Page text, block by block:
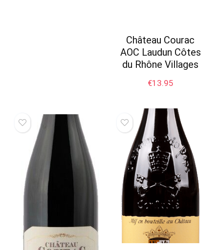
Château Courac
AOC Laudun Côtes
du Rhône Villages
€13.95